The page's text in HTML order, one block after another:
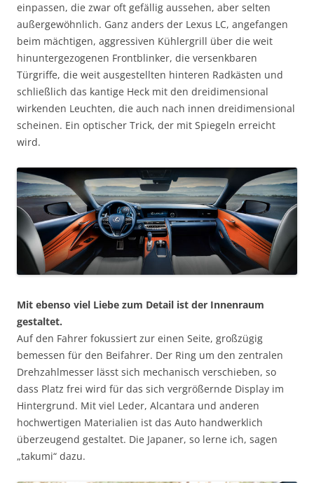
einpassen, die zwar oft gefällig aussehen, aber selten
außergewöhnlich. Ganz anders der Lexus LC, angefangen
beim mächtigen, aggressiven Kühlergrill über die weit
hinuntergezogenen Frontblinker, die versenkbaren
Türgriffe, die weit ausgestellten hinteren Radkästen und
schließlich das kantige Heck mit den dreidimensional
wirkenden Leuchten, die auch nach innen dreidimensional
scheinen. Ein optischer Trick, der mit Spiegeln erreicht
wird.
Mit ebenso viel Liebe zum Detail ist der Innenraum
gestaltet.
Auf den Fahrer fokussiert zur einen Seite, großzügig
bemessen für den Beifahrer. Der Ring um den zentralen
Drehzahlmesser lässt sich mechanisch verschieben, so
dass Platz frei wird für das sich vergrößernde Display im
Hintergrund. Mit viel Leder, Alcantara und anderen
hochwertigen Materialien ist das Auto handwerklich
überzeugend gestaltet. Die Japaner, so lerne ich, sagen
„takumi“ dazu.